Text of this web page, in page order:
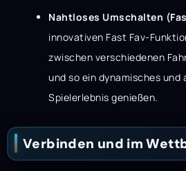
Nahtloses Umschalten
innovativen Fast Fav-
zwischen verschiedenen
und so ein dynamisches und
Spielerlebnis genießen.
Verbinden und im